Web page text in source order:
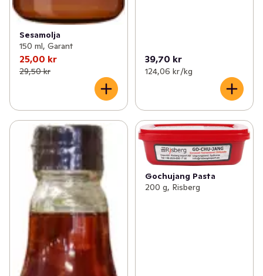
Sesamolja
150 ml, Garant
25,00 kr
29,50 kr
39,70 kr
124,06 kr /kg
Gochujang Pasta
200 g, Risberg